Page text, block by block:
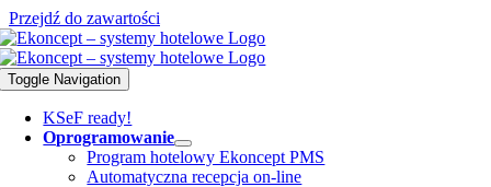
Przejdź do zawartości
Toggle Navigation
KSeF ready!
Oprogramowanie
Program hotelowy Ekoncept PMS
Automatyczna recepcja on-line